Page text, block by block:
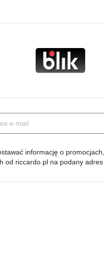
informację o
od riccardo.pl na podany